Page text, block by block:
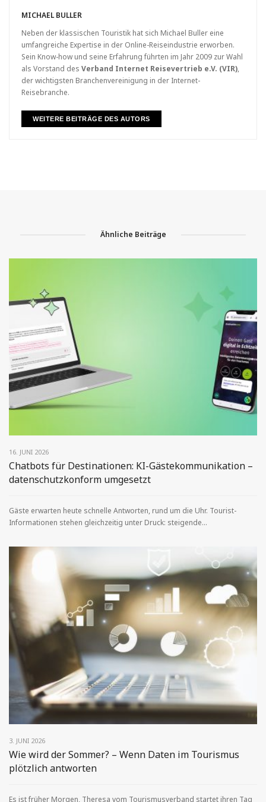
MICHAEL BULLER
Neben der klassischen Touristik hat sich Michael Buller eine
umfangreiche Expertise in der Online-Reiseindustrie erworben.
Sein Know-how und seine Erfahrung führten im Jahr 2009 zur Wahl
als Vorstand des Verband Internet Reisevertrieb e.V. (VIR),
der wichtigsten Branchenvereinigung in der Internet-
Reisebranche.
WEITERE BEITRÄGE DES AUTORS
Ähnliche Beiträge
16. JUNI 2026
Chatbots für Destinationen: KI-Gästekommunikation –
datenschutzkonform umgesetzt
Gäste erwarten heute schnelle Antworten, rund um die Uhr. Tourist-
Informationen stehen gleichzeitig unter Druck: steigende...
3. JUNI 2026
Wie wird der Sommer? – Wenn Daten im Tourismus
plötzlich antworten
Es ist früher Morgen, Theresa vom Tourismusverband startet ihren Tag